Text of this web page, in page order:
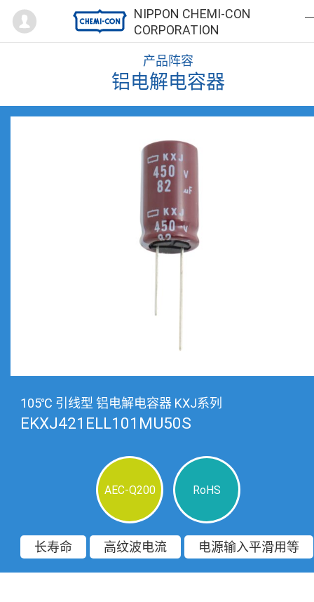
NIPPON CHEMI-CON
CORPORATION
Mypage
产品阵容
铝电解电容器
105℃ 引线型 铝电解电容器 KXJ系列
EKXJ421ELL101MU50S
AEC-Q200 RoHS
长寿命 高纹波电流 电源输入平滑用等